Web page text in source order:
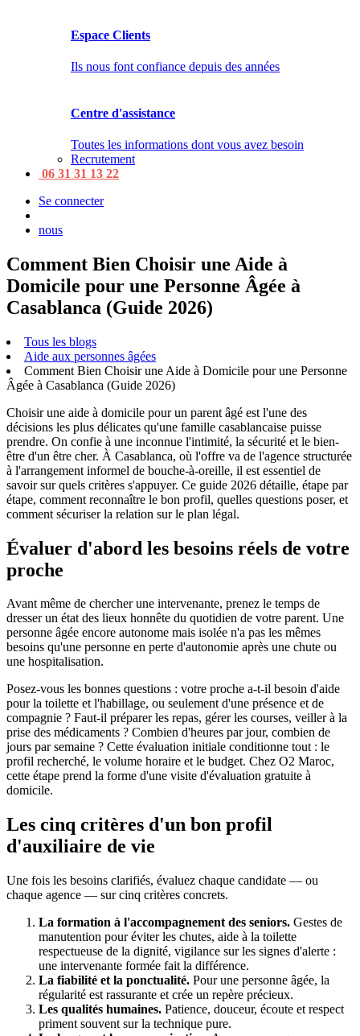
Espace Clients
Ils nous font confiance depuis des années
Centre d'assistance
Toutes les informations dont vous avez besoin
Recrutement
06 31 31 13 22
Se connecter
nous
Comment Bien Choisir une Aide à
Domicile pour une Personne Âgée à
Casablanca (Guide 2026)
Tous les blogs
Aide aux personnes âgées
Comment Bien Choisir une Aide à Domicile pour une Personne
Âgée à Casablanca (Guide 2026)
Choisir une aide à domicile pour un parent âgé est l'une des
décisions les plus délicates qu'une famille casablancaise puisse
prendre. On confie à une inconnue l'intimité, la sécurité et le bien-
être d'un être cher. À Casablanca, où l'offre va de l'agence structurée
à l'arrangement informel de bouche-à-oreille, il est essentiel de
savoir sur quels critères s'appuyer. Ce guide 2026 détaille, étape par
étape, comment reconnaître le bon profil, quelles questions poser, et
comment sécuriser la relation sur le plan légal.
Évaluer d'abord les besoins réels de votre
proche
Avant même de chercher une intervenante, prenez le temps de
dresser un état des lieux honnête du quotidien de votre parent. Une
personne âgée encore autonome mais isolée n'a pas les mêmes
besoins qu'une personne en perte d'autonomie après une chute ou
une hospitalisation.
Posez-vous les bonnes questions : votre proche a-t-il besoin d'aide
pour la toilette et l'habillage, ou seulement d'une présence et de
compagnie ? Faut-il préparer les repas, gérer les courses, veiller à la
prise des médicaments ? Combien d'heures par jour, combien de
jours par semaine ? Cette évaluation initiale conditionne tout : le
profil recherché, le volume horaire et le budget. Chez O2 Maroc,
cette étape prend la forme d'une visite d'évaluation gratuite à
domicile.
Les cinq critères d'un bon profil
d'auxiliaire de vie
Une fois les besoins clarifiés, évaluez chaque candidate — ou
chaque agence — sur cinq critères concrets.
La formation à l'accompagnement des seniors. Gestes de
manutention pour éviter les chutes, aide à la toilette
respectueuse de la dignité, vigilance sur les signes d'alerte :
une intervenante formée fait la différence.
La fiabilité et la ponctualité. Pour une personne âgée, la
régularité est rassurante et crée un repère précieux.
Les qualités humaines. Patience, douceur, écoute et respect
priment souvent sur la technique pure.